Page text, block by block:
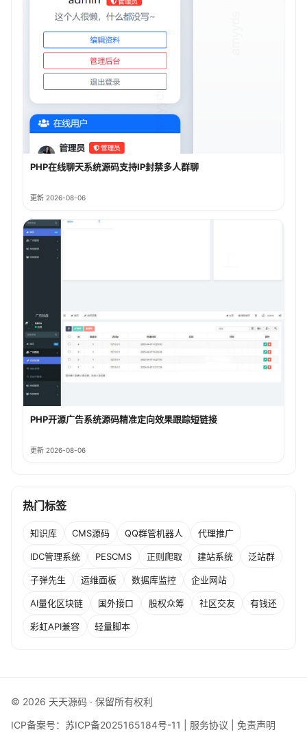
PHP在线聊天系统源码支持IP封禁多人群聊
更新 2026-08-06
PHP开源广告系统源码精准定向效果跟踪短链接
更新 2026-08-06
热门标签
知识库 CMS源码 QQ群管机器人 代理推广
IDC管理系统 PESCMS 正则爬取 建站系统 泛站群
子弹先生 运维面板 数据库监控 企业网站
AI量化区块链 国外接口 股权众筹 社区交友 有钱还
彩虹API兼容 轻量脚本
© 2026 天天源码 · 保留所有权利
ICP备案号： 苏ICP备2025165184号-11 服务协议 免责声明